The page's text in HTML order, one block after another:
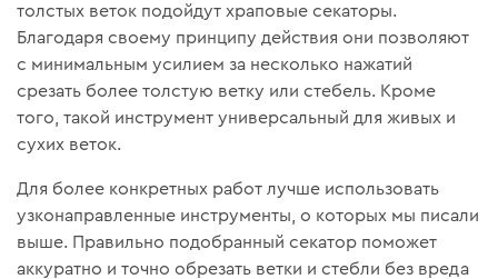
толстых веток подойдут храповые секаторы.
Благодаря своему принципу действия они позволяют
с минимальным усилием за несколько нажатий
срезать более толстую ветку или стебель. Кроме
того, такой инструмент универсальный для живых и
сухих веток.
Для более конкретных работ лучше использовать
узконаправленные инструменты, о которых мы писали
выше. Правильно подобранный секатор поможет
аккуратно и точно обрезать ветки и стебли без вреда